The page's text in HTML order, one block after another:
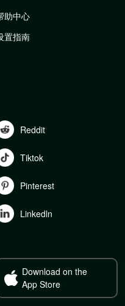
助中心
置指南
Reddit
Tiktok
Pinterest
Linkedln
Download on the
App Store